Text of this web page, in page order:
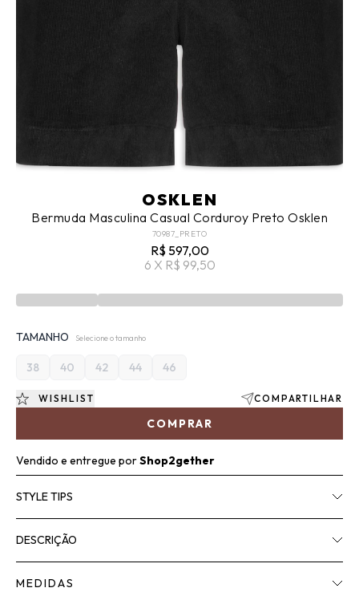
OSKLEN
Bermuda Masculina Casual Corduroy Preto Osklen
70987_PRETO
R$ 597,00
6 X R$ 99,50
TAMANHO Selecione o tamanho
38 40 42 44 46
COMPRAR
WISHLIST COMPARTILHAR
Vendido e entregue porShop2gether
STYLE TIPS
DESCRIÇÃO
MEDIDAS